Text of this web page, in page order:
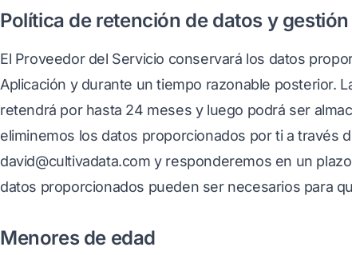
Política de retención de datos y
El Proveedor del Servicio conservará los datos
Aplicación y durante un tiempo razonable posterior.
retendrá por hasta 24 meses y luego podrá ser
eliminemos los datos proporcionados por ti a través
david@cultivadata.com y responderemos en un
datos proporcionados pueden ser necesarios para
Menores de edad